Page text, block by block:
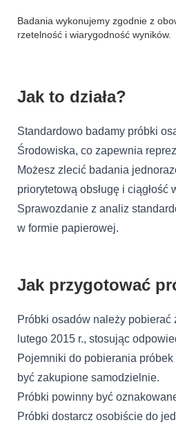
Badania wykonujemy zgodnie z
rzetelność i wiarygodność wyników.
Jak to działa?
Standardowo badamy próbki
Środowiska, co zapewnia
Możesz zlecić badania
priorytetową obsługę i ciągłość
Sprawozdanie z analiz
w formie papierowej.
Jak przygotować
Próbki osadów należy
lutego 2015 r., stosując
Pojemniki do pobierania
być zakupione samodzielnie.
Próbki powinny być
Próbki dostarcz osobiście do
moich danych osobowych zgodnie z
właścicielem stron
anonimowe informacje.
są w celu śledzenia
to pliki, które są w procesie
Zapisz moje